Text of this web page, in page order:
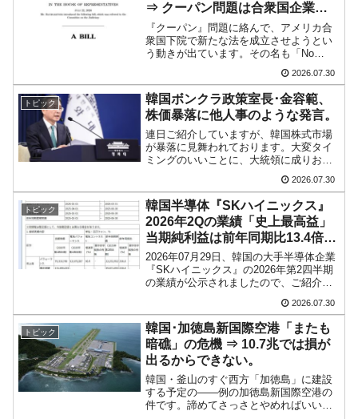
『Money1』
韓国･李在明「青年層の雇用状況が悪い。せ
や、若者に起業させよう」⇒ どんな雇用対策だソレ。
【韓国の外貨準備】2026年07月は4,279億ド
『Money1』
韓国「ここは北朝鮮なのか。選管がサーバー
にウソのデータを入力したのは明白だ」
『Money1』
韓国･李在明さっそく不動産対策で浅薄な発
『Money1』
韓国は「中国と同じく」投資に不適格な国
だ。
『Money1』
『韓国銀行』が「金の保有量を増やします」
⇒「金を経由するドル入手」手段ではないのか？
韓国･外為取引量「1日当たり1,214.4億ドル」
まで拡大 ⇒ 海外資金の動きに強く左右される状態
『Money1』
韓国･帰ってきた李在明。李在明を支持しな
い「50.5％」に上昇
『Money1』
韓国大統領府ボンクラ政策室長が告発された
⇒ 国家が行った恐るべき株価操作であり、空前の国政壟断
⇒ クーパン問題は合衆国企業に
対する差別。許してはおかぬ
『クーパン』問題に絡んで、アメリカ合
衆国下院で新たな法を成立させようとい
う動きが出ています。その名も「No
土内の詐欺師禁止法）」です。
「Racketeers」という単語が登...
2026.07.30
トピック
韓国ボンクラ政策室長･金容範、
株価暴落に他人事のような発言。
連日ご紹介していますが、韓国株式市場
が暴落に見舞われております。大変タイ
ミングのいいことに、大統領に成りおお
せた李在明（イ・ジェミョン）さんは長
期の外遊（アッハハハハ）。先にご紹介
したとおり、問題は「官製相場で国民を
ハメ込んだボンクラ李在明...
2026.07.30
トピック
韓国半導体『SKハイニックス』
2026年2Qの業績「史上最高益」
当期純利益は前年同期比13.4倍
に。
2026年07月29日、韓国の大手半導体企業
『SKハイニックス』の2026年第2四半期
の業績が公示されましたので、ご紹介し
79兆3,187億4,600万ウォン（256.8％）営
業利益：60兆5,426...
2026.07.30
トピック
韓国･加徳島新国際空港「またも
暗礁」の危機 ⇒ 10.7兆では損が
出るからできない。
韓国・釜山のすぐ西方「加徳島」に建設
する予定の――例の加徳島新国際空港の
件です。諦めてさっさとやめればいいの